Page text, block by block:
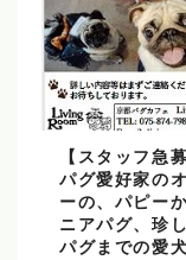
【スタッフ急
パグ愛好家の
ーの、パピー
ニアパグ、珍
パグまでの愛